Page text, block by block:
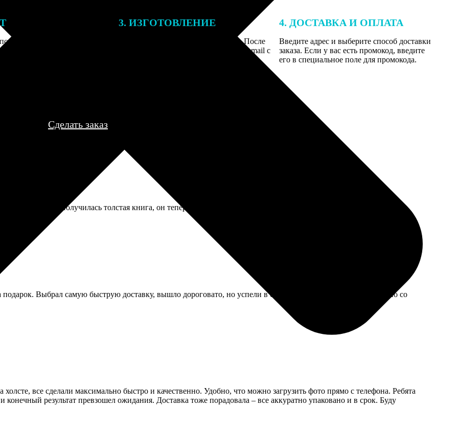
заказа к печати
могут связаться с Вами
телефону или email для
деталей.
3. ИЗГОТОВЛЕНИЕ
Оплатите заказ банковской картой. После
оплаты получите подтверждение на email с
описанием заказа. Когда отправим заказ
4. ДОСТАВКА И ОПЛАТА
Введите адрес и выберите способ доставки
заказа. Если у вас есть промокод, введите
его в специальное поле для промокода.
Сделать заказ
сверстали. Получилась толстая книга, он теперь всем хвастается, что он художник.
Выбрал самую быструю доставку, вышло дороговато, но успели в срок. Рамка простая пластиковая, но со
все сделали максимально быстро и качественно. Удобно, что можно загрузить фото прямо с телефона. Ребята
результат превзошел ожидания. Доставка тоже порадовала – все аккуратно упаковано и в срок. Буду